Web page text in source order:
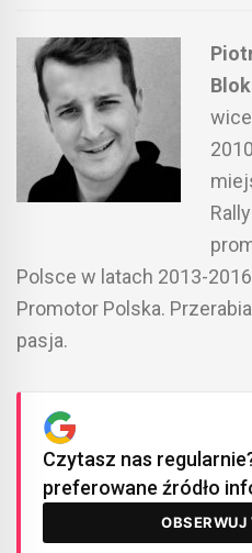
Polsce w latach 2013-
Promotor Polska.
pasja.
Czytasz nas
preferowane źródło
OBSERWUJ